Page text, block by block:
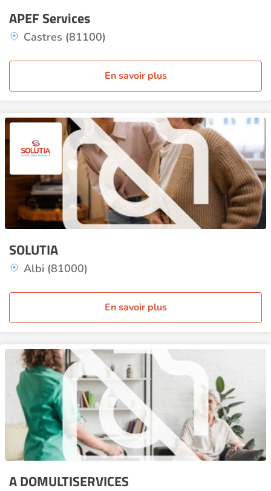
APEF Services
Castres (81100)
En savoir plus
SOLUTIA
Albi (81000)
En savoir plus
A DOMULTISERVICES